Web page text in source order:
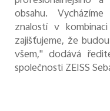
obsahu.
znalostí v
zajišťujeme, že
všem," dodává
společnosti ZEISS